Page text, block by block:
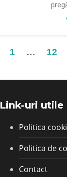
1 … 12
Link-uri utile
Politica
Politica de
Contact